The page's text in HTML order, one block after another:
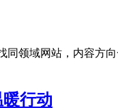
同领域网站，内容
行动